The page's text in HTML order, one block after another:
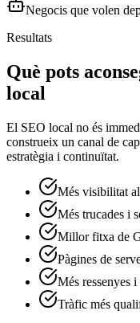
Negocis que volen
Resultats
Què pots
local
El SEO local no és
construeix un canal de
estratègia i continuïtat.
Més visibilitat
Més trucades i
Millor fitxa de
Pàgines de
Més ressenyes
Tràfic més